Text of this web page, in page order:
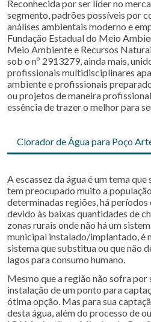
Reconhecida por ser líder no
segmento, padrões possíveis por
análises ambientais moderno e
Fundação Estadual do Meio
Meio Ambiente e Recursos
sob o nº 2913279, ainda mais,
profissionais multidisciplinares
ambiente e profissionais
ou projetos de maneira
essência de trazer o melhor para
Clorador de Água para Poço
A escassez da água é um tema
tem preocupado muito a
determinadas regiões, há períodos
devido às baixas quantidades de
zonas rurais onde não há um
municipal instalado/implantado, é
sistema que substitua ou que não
lagos para consumo humano.
Mesmo que a região não sofra por
instalação de um ponto para
ótima opção. Mas para sua
desta água, além do processo de